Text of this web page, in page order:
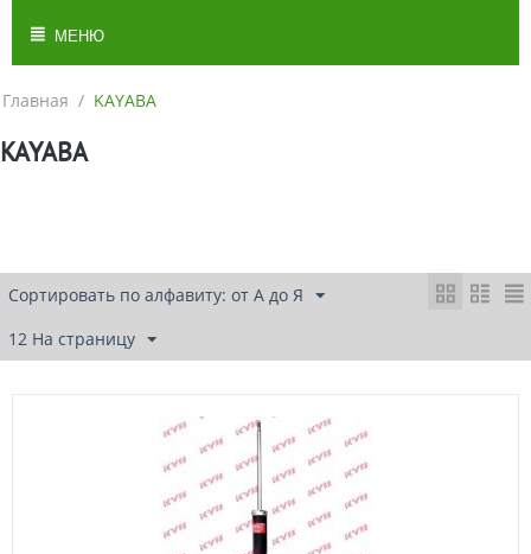
МЕНЮ
Главная / KAYABA
KAYABA
Сортировать по алфавиту: от А до Я
12 На страницу